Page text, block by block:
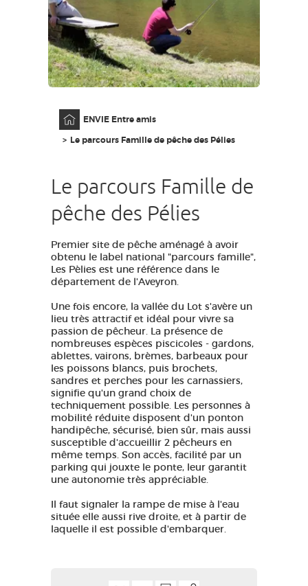
MA SÉLECTION
FR
ENVIE Entre amis
Le parcours Famille de pêche des Pélies
Le parcours Famille de
pêche des Pélies
Premier site de pêche aménagé à avoir
obtenu le label national "parcours famille",
Les Pèlies est une référence dans le
département de l'Aveyron.
Une fois encore, la vallée du Lot s'avère un
lieu très attractif et idéal pour vivre sa
passion de pêcheur. La présence de
nombreuses espèces piscicoles - gardons,
ablettes, vairons, brèmes, barbeaux pour
les poissons blancs, puis brochets,
sandres et perches pour les carnassiers,
signifie qu'un grand choix de
techniquement possible. Les personnes à
mobilité réduite disposent d'un ponton
handipêche, sécurisé, bien sûr, mais aussi
susceptible d'accueillir 2 pêcheurs en
même temps. Son accès, facilité par un
parking qui jouxte le ponte, leur garantit
une autonomie très appréciable.
Il faut signaler la rampe de mise à l'eau
située elle aussi rive droite, et à partir de
laquelle il est possible d'embarquer.